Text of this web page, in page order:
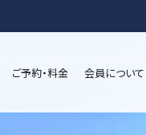
ご予約・料金 会員について